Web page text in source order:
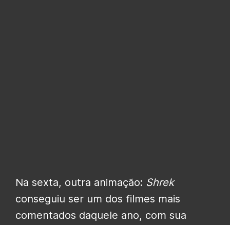
Na sexta, outra animação: Shrek
conseguiu ser um dos filmes mais
comentados daquele ano, com sua